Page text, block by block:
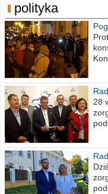
polityka
na
28